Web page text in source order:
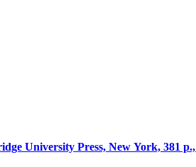
University Press, New York, 381